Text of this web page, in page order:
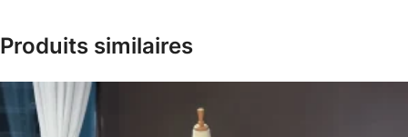
Produits similaires